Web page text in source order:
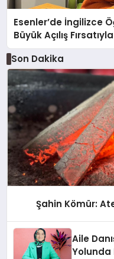
Esenler’de İngilizce
Büyük Açılış
Son Dakika
Şahin Kömür:
Aile
Yolunda